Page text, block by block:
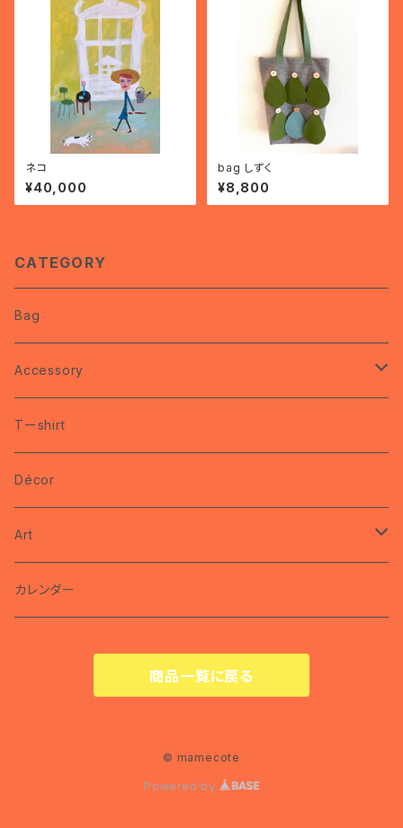
ネコ
¥40,000
bag しずく
¥8,800
CATEGORY
Bag
Accessory
coco
brooch
ring
miyako
nec
pin
Tーshirt
Décor
Art
カレンダー
カレンダー
商品一覧に戻る
© mamecote
Powered by